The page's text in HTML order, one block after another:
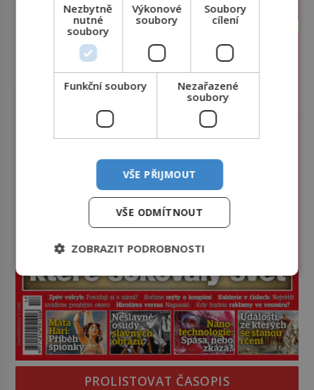
PROLISTOVAT ČASOPIS
Nezbytně
nutné
soubory
Výkonové
soubory
Soubory
cílení
Funkční soubory
Nezařazené
soubory
VŠE PŘIJMOUT
VŠE ODMÍTNOUT
ZOBRAZIT PODROBNOSTI